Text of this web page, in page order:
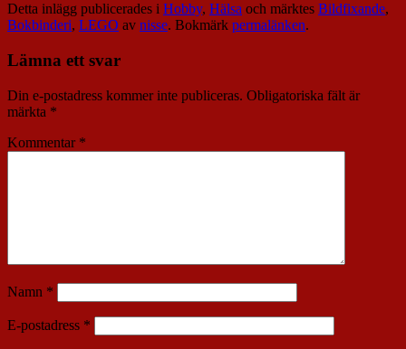
Detta inlägg publicerades i Hobby, Hälsa och märktes Bildfixande,
Bokbinderi, LEGO av nisse. Bokmärk permalänken.
Lämna ett svar
Din e-postadress kommer inte publiceras. Obligatoriska fält är
märkta *
Kommentar *
Namn *
E-postadress *